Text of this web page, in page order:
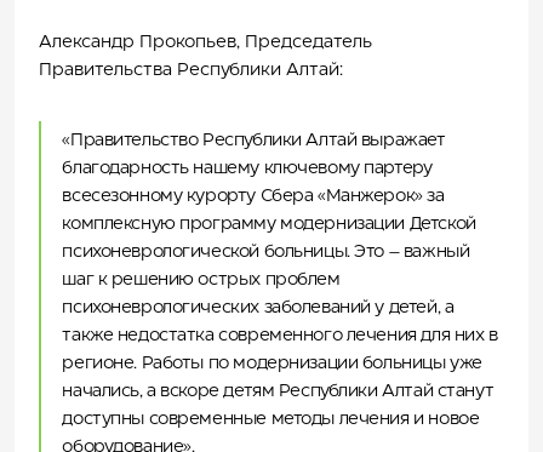
Александр Прокопьев, Председатель
Правительства Республики Алтай:
«Правительство Республики Алтай выражает
благодарность нашему ключевому партеру
всесезонному курорту Сбера «Манжерок» за
комплексную программу модернизации Детской
психоневрологической больницы. Это – важный
шаг к решению острых проблем
психоневрологических заболеваний у детей, а
также недостатка современного лечения для них в
регионе. Работы по модернизации больницы уже
начались, а вскоре детям Республики Алтай станут
доступны современные методы лечения и новое
оборудование».